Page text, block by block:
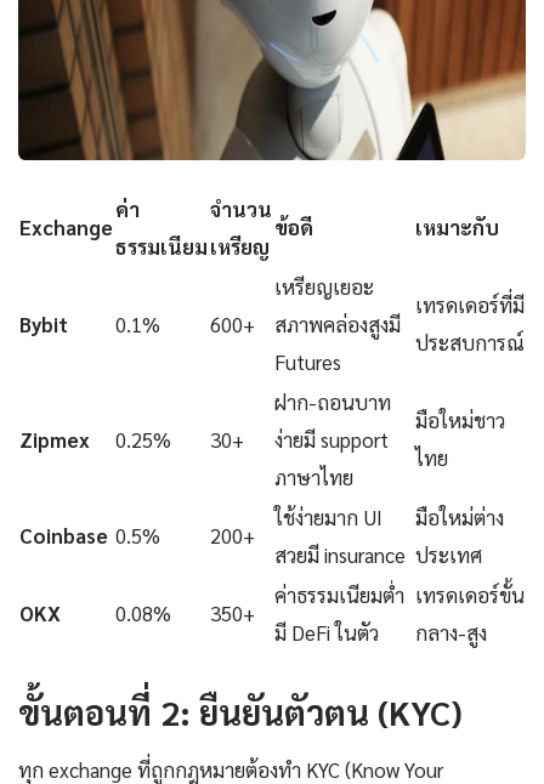
Exchange
ค่า
ธรรมเนียม
จำนวน
เหรียญ
ข้อดี เหมาะกับ
Bybit 0.1% 600+
เหรียญเยอะ
สภาพคล่องสูงมี
Futures
เทรดเดอร์ที่มี
ประสบการณ์
Zipmex 0.25% 30+
ฝาก-ถอนบาท
ง่ายมี support
ภาษาไทย
มือใหม่ชาว
ไทย
Coinbase 0.5% 200+
ใช้ง่ายมาก UI
สวยมี insurance
มือใหม่ต่าง
ประเทศ
OKX 0.08% 350+
ค่าธรรมเนียมต่ำ
มี DeFi ในตัว
เทรดเดอร์ขั้น
กลาง-สูง
ขั้นตอนที่ 2: ยืนยันตัวตน (KYC)
ทุก exchange ที่ถูกกฎหมายต้องทำ KYC (Know Your